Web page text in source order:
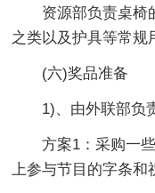
资源部负责桌椅
之类以及护具等常规
(六)奖品准备
1)、由外联部负责
方案1：采购一些
上参与节目的字条和